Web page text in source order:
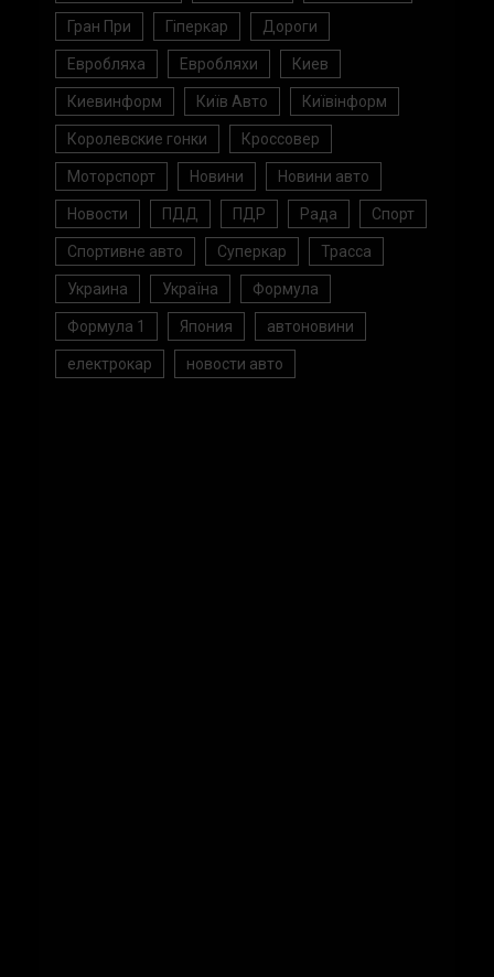
Гран При Гіперкар Дороги
Евробляха Евробляхи Киев
Киевинформ Київ Авто Київінформ
Королевские гонки Кроссовер
Моторспорт Новини Новини авто
Новости ПДД ПДР Рада Спорт
Спортивне авто Суперкар Трасса
Украина Україна Формула
Формула 1 Япония автоновини
електрокар новости авто